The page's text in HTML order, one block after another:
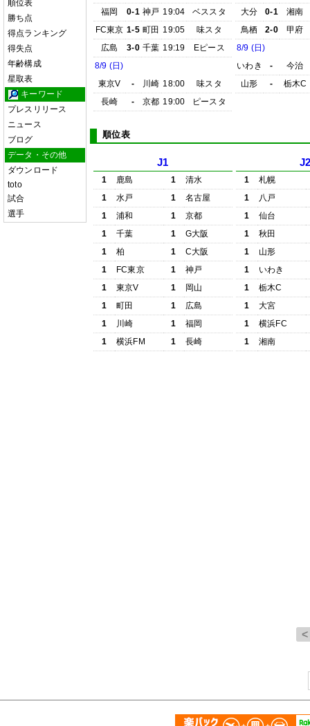
順位表
勝ち点
得点ランキング
得失点
年齢構成
星取表
キーワード
プレスリリース
ニュース
ブログ
データ・その他
ダウンロード
toto
試合
選手
福岡
0-1 神戸 19:04
ベススタ
FC東京 1-5 町田 19:05
味スタ
広島
3-0 千葉 19:19
Eピース
8/9 (日)
東京V
- 川崎 18:00
味スタ
長崎
- 京都 19:00 ピースタ
大分
0-1
湘南
鳥栖
2-0
甲府
8/9 (日)
いわき
-
今治
山形
- 栃木C
順位表
J1
1 鹿島 1
清水
1
水戸 1
名古屋
1
浦和 1
京都
1
千葉 1
G大阪
1
柏 1
C大阪
1
FC東京 1
神戸
1
東京V 1
岡山
1
町田 1
広島
1
川崎 1
福岡
1
横浜FM 1 長崎
1
札幌
1
八戸
1
仙台
1
秋田
1
山形
1
いわき
1
栃木C
1
大宮
1
横浜FC
1
湘南